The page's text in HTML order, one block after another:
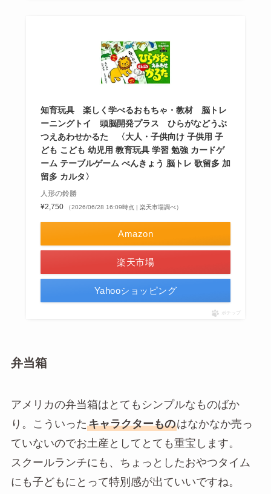
知育玩具 楽しく学べるおもちゃ・教材 脳トレ
ーニングトイ 頭脳開発プラス ひらがなどうぶ
つえあわせかるた 〈大人・子供向け 子供用 子
ども こども 幼児用 教育玩具 学習 勉強 カードゲ
ーム テーブルゲーム べんきょう 脳トレ 歌留多 加
留多 カルタ〉
人形の鈴勝
¥2,750
（2026/06/28 16:09時点 | 楽天市場調べ）
Amazon
楽天市場
Yahooショッピング
ポチップ
弁当箱
アメリカの弁当箱はとてもシンプルなものばか
り。こういったキャラクターものはなかなか売っ
ていないのでお土産としてとても重宝します。
スクールランチにも、ちょっとしたおやつタイム
にも子どもにとって特別感が出ていいですね。